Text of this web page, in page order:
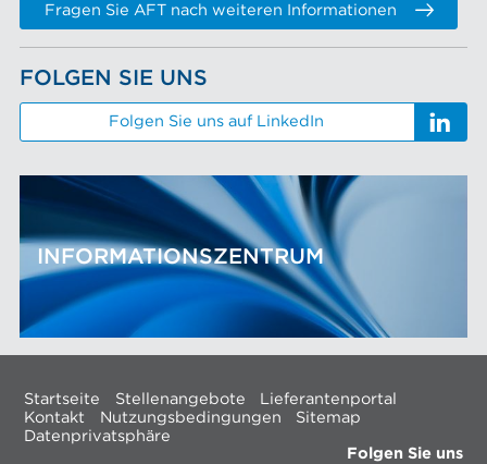
Fragen Sie AFT nach weiteren Informationen
FOLGEN SIE UNS
Folgen Sie uns auf LinkedIn
INFORMATIONSZENTRUM
Startseite Stellenangebote
Lieferantenportal
Kontakt
Nutzungsbedingungen
Sitemap
Datenprivatsphäre
Folgen Sie uns